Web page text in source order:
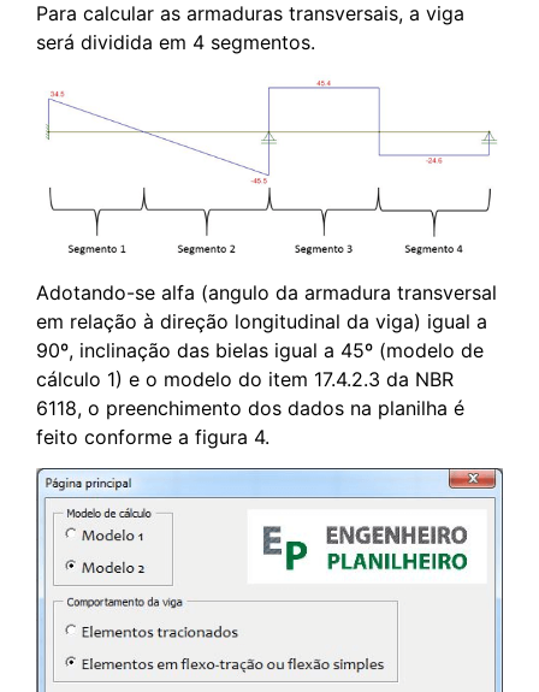
Para calcular as armaduras transversais, a viga
será dividida em 4 segmentos.
Adotando-se alfa (angulo da armadura transversal
em relação à direção longitudinal da viga) igual a
90º, inclinação das bielas igual a 45º (modelo de
cálculo 1) e o modelo do item 17.4.2.3 da NBR
6118, o preenchimento dos dados na planilha é
feito conforme a figura 4.